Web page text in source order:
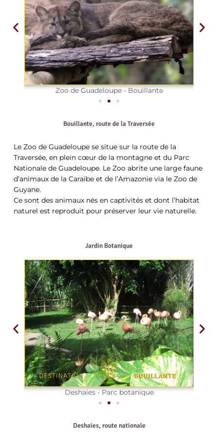
Zoo de Guadeloupe - Bouillante
Bouillante, route de la Traversée
Le Zoo de Guadeloupe se situe sur la route de la
Traversée, en plein cœur de la montagne et du Parc
Nationale de Guadeloupe. Le Zoo abrite une large faune
d’animaux de la Caraïbe et de l’Amazonie via le Zoo de
Guyane.
Ce sont des animaux nés en captivités et dont l’habitat
naturel est reproduit pour préserver leur vie naturelle.
Jardin Botanique
Deshaies - Parc botanique
Deshaies, route nationale